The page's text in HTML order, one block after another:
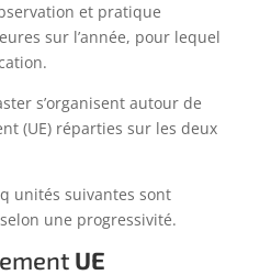
et pratique
sur l’année, pour lequel
s’organisent autour de
(UE) réparties sur les deux
unités suivantes sont
une progressivité.
UE